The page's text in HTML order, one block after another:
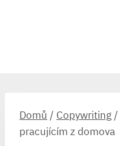
Domů / Copywriting /
pracujícím z domova